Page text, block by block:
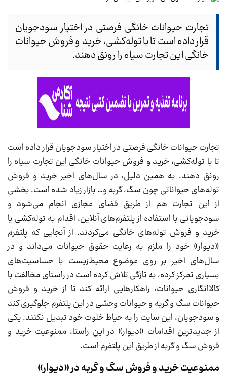
تجارت حیوانات خانگی فرصتی در اختیار سودجویان
قرار داده است تا با توله‌کشی، خرید و فروش حیوانات
خانگی این تجارت سیاه را رونق دهند.
تجارت حیوانات خانگی فرصتی در اختیار سودجویان قرار داده است
تا با توله‌کشی، خرید و فروش حیوانات خانگی این تجارت سیاه را
رونق دهند. به همین دلیل، در سال‌های اخیر خرید و فروش
توله‌های حیواناتی چون سگ، گربه و… بازار زیاد شده است. بخشی
از این تجارت هم از طریق فضای مجازی انجام می‌شود و
سودجویانی با استفاده از پلتفرم‌های آنلاین، اقدام به توله‌کشی یا
خرید و فروش توله‌های خانگی می‌کردند. از آنجایی که پلتفرم
«دیوار» خود را ملزم به رعایت حقوق حیوانات می‌داند و در
سال‌های اخیر بر روی موضوع محیط‌زیست با حساسیت‌های
بسیاری تمرکز کرده، به تازگی تلاش کرده است در راستای مخالفت با
کالاانگاری حیوانات، راهکارهایی ارائه کند تا از خرید و فروش
حیوانات سگ و گربه و حیوانات وحشی در این پلتفرم جلوگیری کند
و سودجویان، این سایت را به حیاط خلوت خود تبدیل نکنند. یکی
از جدیدترین اقدامات «دیوار» در این راستا، ممنوعیت خرید و
فروش سگ و گربه از طریق این پلتفرم است.
ممنوعیت خرید و فروش سگ و گربه در «دیوار»